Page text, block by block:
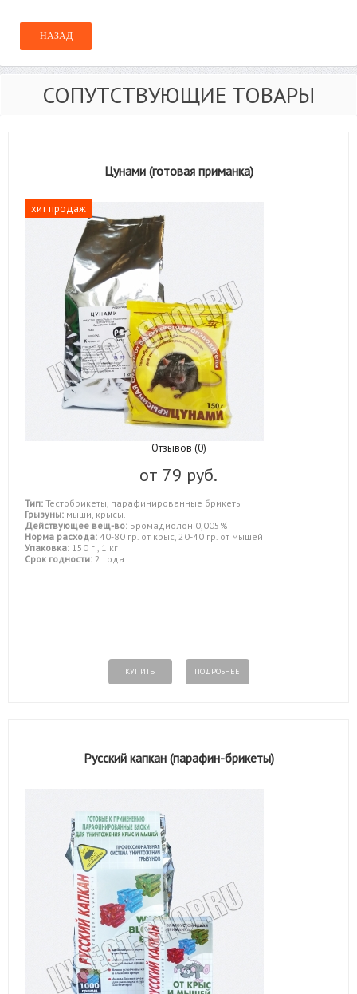
СОПУТСТВУЮЩИЕ ТОВАРЫ
Цунами (готовая приманка)
хит продаж
Отзывов (0)
от 79 руб.
Тип: Тестобрикеты, парафинированные брикеты
Грызуны: мыши, крысы.
Действующее вещ-во: Бромадиолон 0,005%
Норма расхода: 40-80 гр. от крыс, 20-40 гр. от мышей
Упаковка: 150 г , 1 кг
Срок годности: 2 года
КУПИТЬ ПОДРОБНЕЕ
Русский капкан (парафин-брикеты)